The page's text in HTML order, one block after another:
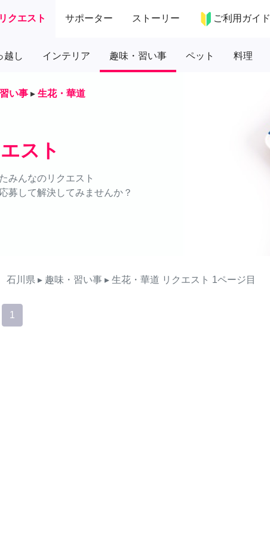
リクエスト サポーター ストーリー ご利用ガイド
越し インテリア 趣味・習い事 ペット 料理
い事 ▸ 生花・華道
スト
みんなのリクエスト
募して解決してみませんか？
石川県 ▸ 趣味・習い事 ▸ 生花・華道 リクエスト 1ページ目
1